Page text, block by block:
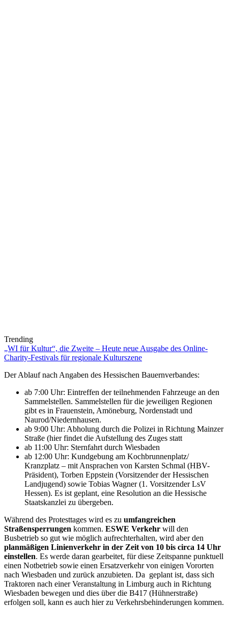
Trending
„WI für Kultur“, die Zweite – Heute neue Ausgabe des Online-
Charity-Festivals für regionale Kulturszene
Der Ablauf nach Angaben des Hessischen Bauernverbandes:
ab 7:00 Uhr: Eintreffen der teilnehmenden Fahrzeuge an den
Sammelstellen. Sammelstellen für die jeweiligen Regionen
gibt es in Frauenstein, Amöneburg, Nordenstadt und
Naurod/Niedernhausen.
ab 9:00 Uhr: Abholung durch die Polizei in Richtung Mainzer
Straße (hier findet die Aufstellung des Zuges statt
ab 11:00 Uhr: Sternfahrt durch Wiesbaden
ab 12:00 Uhr: Kundgebung am Kochbrunnenplatz/
Kranzplatz – mit Ansprachen von Karsten Schmal (HBV-
Präsident), Torben Eppstein (Vorsitzender der Hessischen
Landjugend) sowie Tobias Wagner (1. Vorsitzender LsV
Hessen). Es ist geplant, eine Resolution an die Hessische
Staatskanzlei zu übergeben.
Während des Protesttages wird es zu umfangreichen
Straßensperrungen kommen. ESWE Verkehr will den
Busbetrieb so gut wie möglich aufrechterhalten, wird aber den
planmäßigen Linienverkehr in der Zeit von 10 bis circa 14 Uhr
einstellen. Es werde daran gearbeitet, für diese Zeitspanne punktuell
einen Notbetrieb sowie einen Ersatzverkehr von einigen Vororten
nach Wiesbaden und zurück anzubieten. Da geplant ist, dass sich
Traktoren nach einer Veranstaltung in Limburg auch in Richtung
Wiesbaden bewegen und dies über die B417 (Hühnerstraße)
erfolgen soll, kann es auch hier zu Verkehrsbehinderungen kommen.